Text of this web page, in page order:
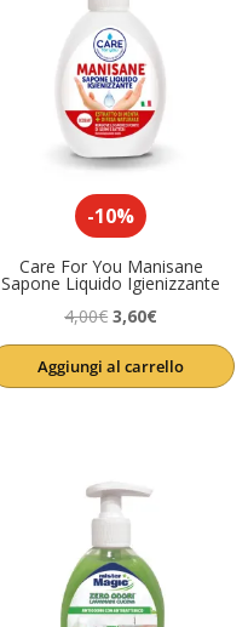
-10%
Care For You Manisane
Sapone Liquido Igienizzante
4,00€ Il
prezzo
originale
3,60€Il
prezzo
attuale
Aggiungi al carrello